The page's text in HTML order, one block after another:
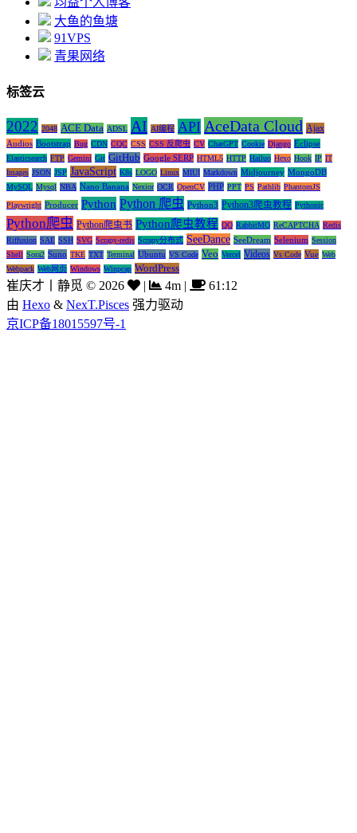
大鱼的鱼塘
91VPS
青果网络
标签云
2022 2048 ACE Data ADSL AI AI编程 API AceData Cloud Ajax
Audios Bootstrap Bug CDN CQC CSS CSS 反爬虫 CV ChatGPT Cookie Django Eclipse
Elasticsearch FTP Gemini Git GitHub Google SERP HTML5 HTTP Hailuo Hexo Hook IP IT
Images JSON JSP JavaScript K8s LOGO Linux MIUI Markdown Midjourney MongoDB
MySQL Mysql NBA Nano Banana Nexior OCR OpenCV PHP PPT PS Pathlib PhantomJS
Playwright Producer Python Python 爬虫 Python3 Python3爬虫教程 Pythonic
Python爬虫 Python爬虫书 Python爬虫教程 QQ RabbitMQ ReCAPTCHA Redis
Riffusion SAE SSH SVG Scrapy-redis Scrapy分布式 SeeDance SeeDream Selenium Session
Shell Sora2 Suno TKE TXT Terminal Ubuntu VS Code Veo Vercel Videos Vs Code Vue Web
Webpack Web网页 Windows Winpcap WordPress
崔庆才丨静觅 © 2026 | 4m |
61:12
由 Hexo & NexT.Pisces 强力驱动
京ICP备18015597号-1